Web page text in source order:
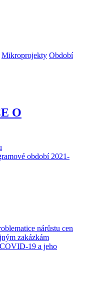
Mikroprojekty Období
O
období 2021-
nárůstu cen
zakázkám
19 a jeho